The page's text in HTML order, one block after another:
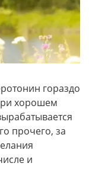
гораздо
хорошем
прочего, за
и